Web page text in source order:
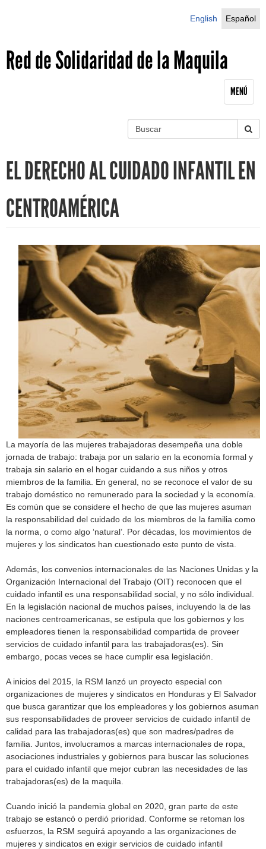
English
Español
Red de Solidaridad de la Maquila
MENÚ
EL DERECHO AL CUIDADO INFANTIL EN
CENTROAMÉRICA
La mayoría de las mujeres trabajadoras desempeña una doble
jornada de trabajo: trabaja por un salario en la economía formal y
trabaja sin salario en el hogar cuidando a sus niños y otros
miembros de la familia. En general, no se reconoce el valor de su
trabajo doméstico no remunerado para la sociedad y la economía.
Es común que se considere el hecho de que las mujeres asuman
la responsabilidad del cuidado de los miembros de la familia como
la norma, o como algo ‘natural’. Por décadas, los movimientos de
mujeres y los sindicatos han cuestionado este punto de vista.
Además, los convenios internacionales de las Naciones Unidas y la
Organización Internacional del Trabajo (OIT) reconocen que el
cuidado infantil es una responsabilidad social, y no sólo individual.
En la legislación nacional de muchos países, incluyendo la de las
naciones centroamericanas, se estipula que los gobiernos y los
empleadores tienen la responsabilidad compartida de proveer
servicios de cuidado infantil para las trabajadoras(es). Sin
embargo, pocas veces se hace cumplir esa legislación.
A inicios del 2015, la RSM lanzó un proyecto especial con
organizaciones de mujeres y sindicatos en Honduras y El Salvador
que busca garantizar que los empleadores y los gobiernos asuman
sus responsabilidades de proveer servicios de cuidado infantil de
calidad para las trabajadoras(es) que son madres/padres de
familia. Juntos, involucramos a marcas internacionales de ropa,
asociaciones industriales y gobiernos para buscar las soluciones
para el cuidado infantil que mejor cubran las necesidades de las
trabajadoras(es) de la maquila.
Cuando inició la pandemia global en 2020, gran parte de este
trabajo se estancó o perdió prioridad. Conforme se retoman los
esfuerzos, la RSM seguirá apoyando a las organizaciones de
mujeres y sindicatos en exigir servicios de cuidado infantil
S
e
c
h
f
o
r
u
c